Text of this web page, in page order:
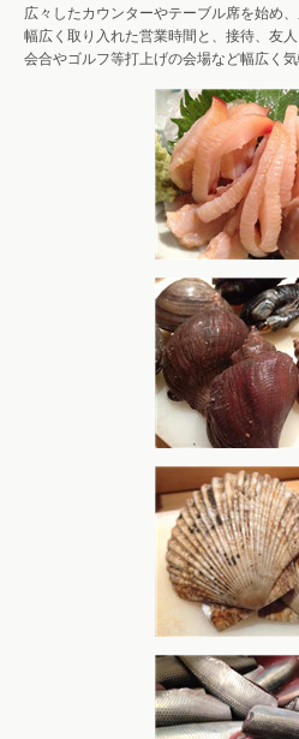
広々したカウンターやテーブル席を始め
幅広く取り入れた営業時間と、接待、友
会合やゴルフ等打上げの会場など幅広く